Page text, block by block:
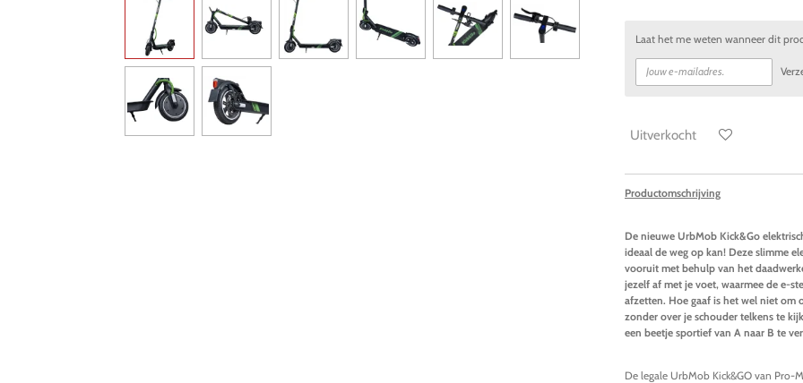
Laat het me weten wanneer dit
Uitverkocht
Productomschrijving
De nieuwe UrbMob Kick&Go
ideaal de weg op kan! Deze slimme
vooruit met behulp van het
jezelf af met je voet, waarmee de e-
afzetten. Hoe gaaf is het wel niet om
zonder over je schouder telkens te
een beetje sportief van A naar B te
De legale UrbMob Kick&GO van Pro-